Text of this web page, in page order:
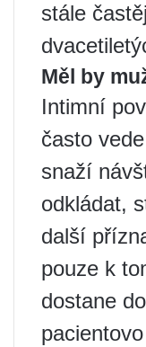
stále
Měl by
Intimní
často
snaží
odkládat,
další
pouze k
dostane